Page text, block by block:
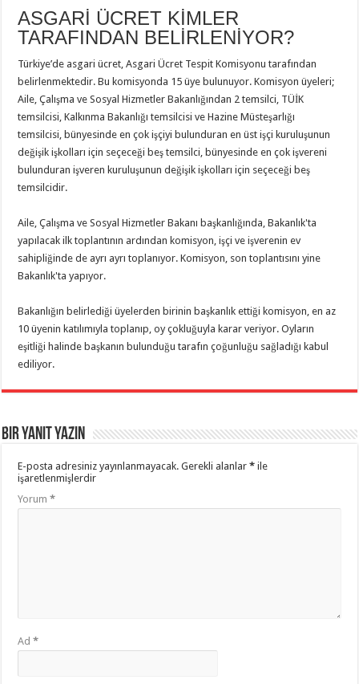
ASGARİ ÜCRET KİMLER
TARAFINDAN BELİRLENİYOR?
Türkiye’de asgari ücret, Asgari Ücret Tespit Komisyonu tarafından
belirlenmektedir. Bu komisyonda 15 üye bulunuyor. Komisyon üyeleri;
Aile, Çalışma ve Sosyal Hizmetler Bakanlığından 2 temsilci, TÜİK
temsilcisi, Kalkınma Bakanlığı temsilcisi ve Hazine Müsteşarlığı
temsilcisi, bünyesinde en çok işçiyi bulunduran en üst işçi kuruluşunun
değişik işkolları için seçeceği beş temsilci, bünyesinde en çok işvereni
bulunduran işveren kuruluşunun değişik işkolları için seçeceği beş
temsilcidir.
Aile, Çalışma ve Sosyal Hizmetler Bakanı başkanlığında, Bakanlık'ta
yapılacak ilk toplantının ardından komisyon, işçi ve işverenin ev
sahipliğinde de ayrı ayrı toplanıyor. Komisyon, son toplantısını yine
Bakanlık'ta yapıyor.
Bakanlığın belirlediği üyelerden birinin başkanlık ettiği komisyon, en az
10 üyenin katılımıyla toplanıp, oy çokluğuyla karar veriyor. Oyların
eşitliği halinde başkanın bulunduğu tarafın çoğunluğu sağladığı kabul
ediliyor.
Bir yanıt yazın
E-posta adresiniz yayınlanmayacak. Gerekli alanlar* ile
işaretlenmişlerdir
Yorum*
Ad*